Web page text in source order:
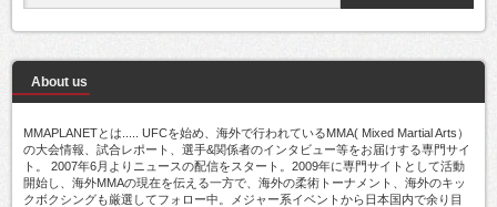
About us
MMAPLANETとは..... UFCを始め、海外で行われているMMA( Mixed Martial Arts）
の大会情報、試合レポート、選手&関係者のインタビュー等をお届けする専門サイ
ト。 2007年6月よりニュースの配信をスタート。2009年に専門サイトとして活動
開始し、海外MMAの現在を伝える一方で、海外の柔術トーナメント、海外のキッ
クボクシングも厳選してフォロー中。メジャー系イベントから日本国内で余り目